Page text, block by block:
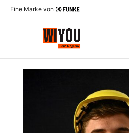
Eine Marke von